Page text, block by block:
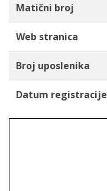
Matični broj
Web stranica
Broj uposlenika
Datum registracije